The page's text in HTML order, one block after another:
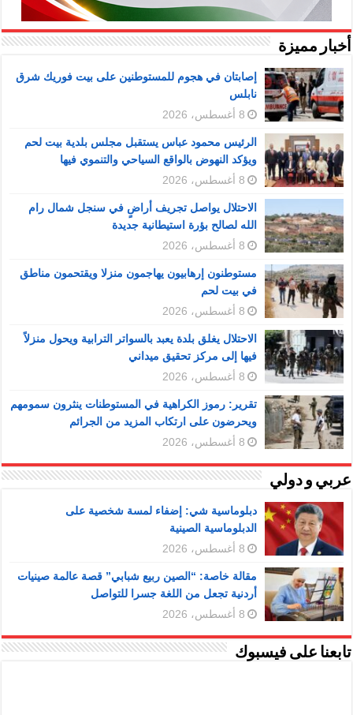
أخبار مميزة
إصابتان في هجوم للمستوطنين على بيت فوريك شرق
نابلس
8 أغسطس، 2026
الرئيس محمود عباس يستقبل مجلس بلدية بيت لحم
ويؤكد النهوض بالواقع السياحي والتنموي فيها
8 أغسطس، 2026
الاحتلال يواصل تجريف أراضٍ في سنجل شمال رام
الله لصالح بؤرة استيطانية جديدة
8 أغسطس، 2026
مستوطنون إرهابيون يهاجمون منزلا ويقتحمون مناطق
في بيت لحم
8 أغسطس، 2026
الاحتلال يغلق بلدة يعبد بالسواتر الترابية ويحول منزلاً
فيها إلى مركز تحقيق ميداني
8 أغسطس، 2026
تقرير: رموز الكراهية في المستوطنات ينثرون سمومهم
ويحرضون على ارتكاب المزيد من الجرائم
8 أغسطس، 2026
عربي و دولي
دبلوماسية شي: إضفاء لمسة شخصية على
الدبلوماسية الصينية
8 أغسطس، 2026
مقالة خاصة: “الصين ربيع شبابي” قصة عالمة صينيات
أردنية تجعل من اللغة جسرا للتواصل
8 أغسطس، 2026
تابعنا على فيسبوك